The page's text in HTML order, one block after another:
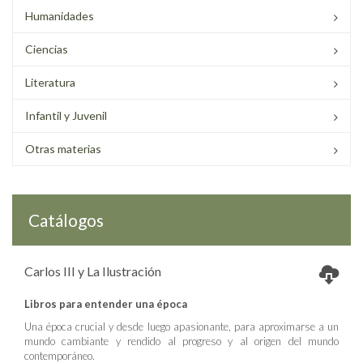
Humanidades
Ciencias
Literatura
Infantil y Juvenil
Otras materias
Catálogos
Carlos III y La Ilustración
Libros para entender una época
Una época crucial y desde luego apasionante, para aproximarse a un
mundo cambiante y rendido al progreso y al origen del mundo
contemporáneo.